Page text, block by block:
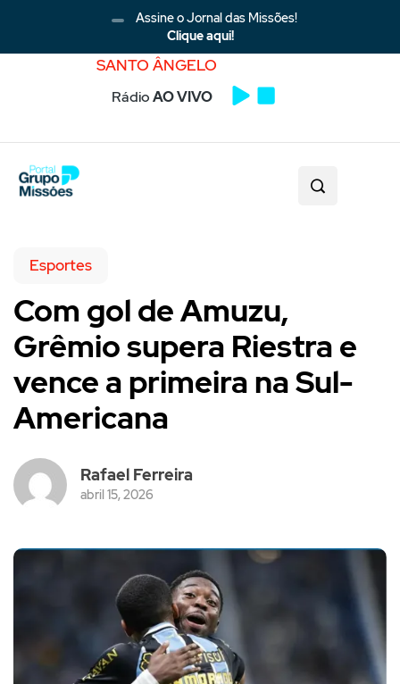
Assine o Jornal das Missões!
Clique aqui!
SANTO ÂNGELO
RádioAO VIVO
Esportes
Com gol de Amuzu,
Grêmio supera Riestra e
vence a primeira na Sul-
Americana
Rafael Ferreira
abril 15, 2026